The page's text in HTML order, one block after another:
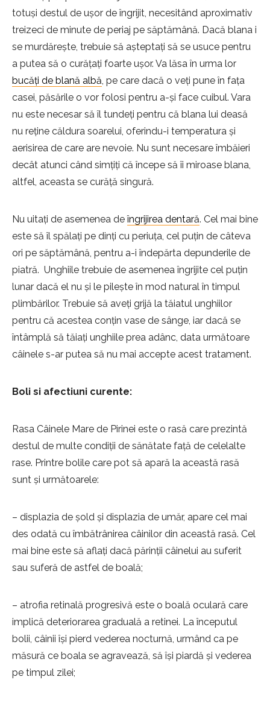
totuși destul de ușor de îngrijit, necesitând aproximativ
treizeci de minute de periaj pe săptămână. Dacă blana i
se murdărește, trebuie să așteptați să se usuce pentru
a putea să o curățați foarte ușor. Va lăsa în urma lor
bucăți de blană albă, pe care dacă o veți pune în fața
casei, păsările o vor folosi pentru a-și face cuibul. Vara
nu este necesar să îl tundeți pentru că blana lui deasă
nu reține căldura soarelui, oferindu-i temperatura și
aerisirea de care are nevoie. Nu sunt necesare îmbăieri
decât atunci când simțiți că începe să îi miroase blana,
altfel, aceasta se curăță singură.
Nu uitați de asemenea deîngrijirea dentară. Cel mai bine
este să îl spălați pe dinți cu periuța, cel puțin de câteva
ori pe săptămână, pentru a-i îndepărta depunderile de
piatră. Unghiile trebuie de asemenea îngrijite cel puțin
lunar dacă el nu și le pilește în mod natural în timpul
plimbărilor. Trebuie să aveți grijă la tăiatul unghiilor
pentru că acestea conțin vase de sânge, iar dacă se
întâmplă să tăiați unghiile prea adânc, data următoare
câinele s-ar putea să nu mai accepte acest tratament.
Boli si afectiuni curente:
Rasa Câinele Mare de Pirinei este o rasă care prezintă
destul de multe condiții de sănătate față de celelalte
rase. Printre bolile care pot să apară la această rasă
sunt și următoarele:
– displazia de șold şi displazia de umăr, apare cel mai
des odată cu îmbătrânirea câinilor din această rasă. Cel
mai bine este să aflați dacă părinții câinelui au suferit
sau suferă de astfel de boală;
– atrofia retinală progresivă este o boală oculară care
implică deteriorarea graduală a retinei. La începutul
bolii, câinii își pierd vederea nocturnă, urmând ca pe
măsură ce boala se agravează, să își piardă și vederea
pe timpul zilei;